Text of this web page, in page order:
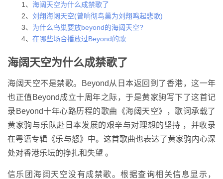
1、 海阔天空为什么成禁歌了
2、 刘翔海阔天空(曾响彻鸟巢为刘翔鸣起悲歌)
3、 为什么鸟巢要放beyond的海阔天空?
4、 在哪些场合播放过Beyond的歌
海阔天空为什么成禁歌了
海阔天空不是禁歌。Beyond从日本返回到了香港，这一年
也正值Beyond成立十周年之际，于是黄家驹写下了这首记
录Beyond十年心路历程的歌曲《海阔天空》，歌词承载了
黄家驹与乐队赴日本发展的艰辛与对理想的坚持 ，并收录
在粤语专辑《乐与怒》中。这首歌曲也表达了黄家驹内心深
处对香港乐坛的挣扎和失望 。
信乐团海阔天空没有成禁歌。根据查询相关信息显示，